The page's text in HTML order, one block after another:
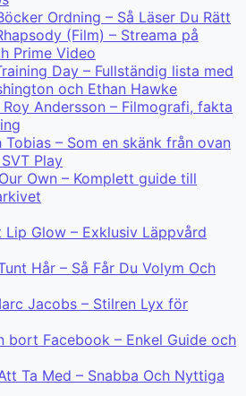
Ordning – Så Läser Du Rätt
(Film) – Streama på
Prime Video
Day – Fullständig lista med
och Ethan Hawke
Andersson – Filmografi, fakta
Tobias – Som en skänk från ovan
Play
Own – Komplett guide till
Glow – Exklusiv Läppvård
Hår – Så Får Du Volym Och
Jacobs – Stilren Lyx för
bort Facebook – Enkel Guide och
Ta Med – Snabba Och Nyttiga